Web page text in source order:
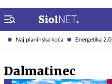
Naj planinska koča Energetika 2.0
Dalmatinec